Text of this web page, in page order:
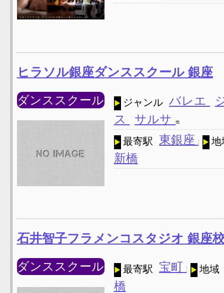
ヒラソル銀座ダンススクール 銀座
ダンススクール ジャンル バレエ
ス
サルサ他
最寄駅 東銀座 地
新橋
石井智子フラメンコスタジオ 銀座
ダンススクール 最寄駅 宝町 地域
橋